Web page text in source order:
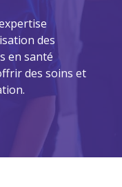
des
en santé
des soins et